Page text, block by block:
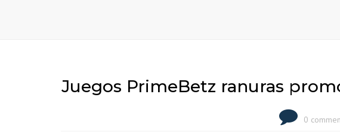
Juegos PrimeBetz ranuras
0